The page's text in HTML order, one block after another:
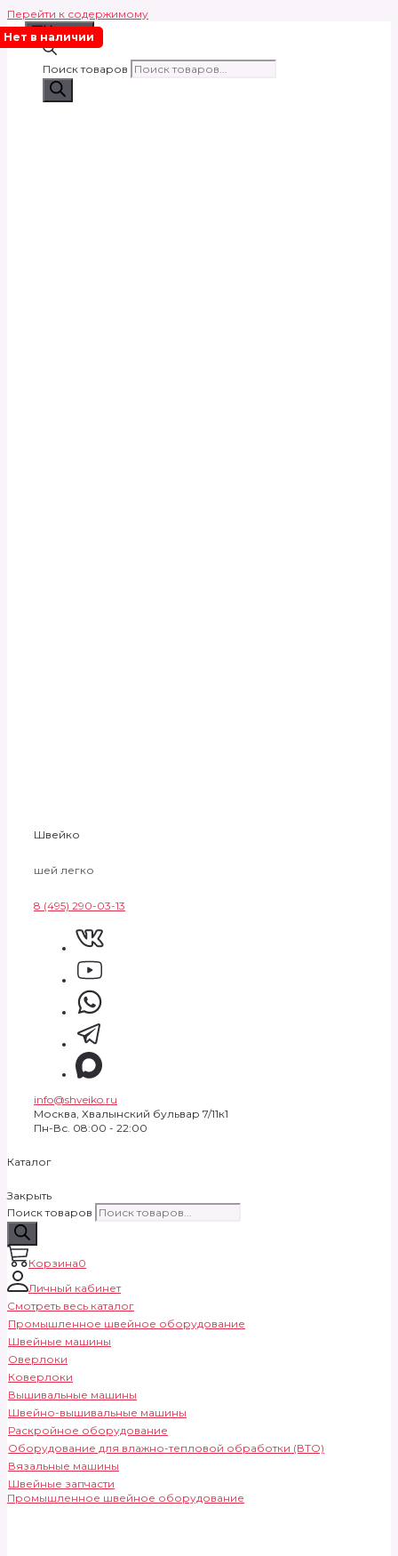
Перейти к содержимому
Меню
Поиск товаров
Швейко
шей легко
8 (495) 290-03-13
info@shveiko.ru
Москва, Хвалынский бульвар 7/11к1
Пн-Вс. 08:00 - 22:00
Каталог
Закрыть
Поиск товаров
Корзина0
Личный кабинет
Смотреть весь каталог
Промышленное швейное оборудование
Швейные машины
Оверлоки
Коверлоки
Вышивальные машины
Швейно-вышивальные машины
Раскройное оборудование
Оборудование для влажно-тепловой обработки (ВТО)
Вязальные машины
Швейные запчасти
Промышленное швейное оборудование
Нет в наличии